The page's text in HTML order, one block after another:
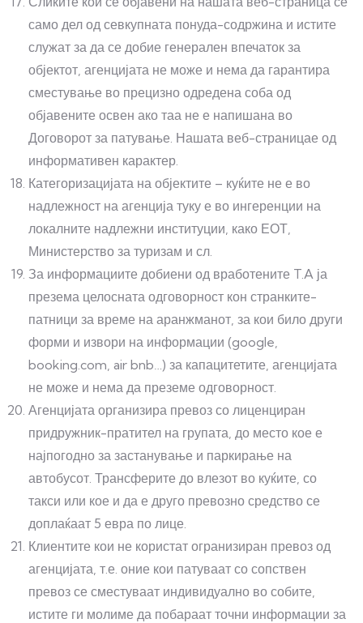
само дел од севкупната понуда-содржина и истите
служат за да се добие генерален впечаток за
објектот, агенцијата не може и нема да гарантира
сместување во прецизно одредена соба од
објавените освен ако таа не е напишана во
Договорот за патување. Нашата веб-страницае од
информативен карактер.
Категоризацијата на објектите – куќите не е во
надлежност на агенција туку е во ингеренции на
локалните надлежни институции, како ЕОТ,
Министерство за туризам и сл.
За информациите добиени од вработените T.A ја
презема целосната одговорност кон странките-
патници за време на аранжманот, за кои било други
форми и извори на информации (google,
booking.com, air bnb…) за капацитетите, агенцијата
не може и нема да преземе одговорност.
Агенцијата организира превоз со лиценциран
придружник-пратител на групата, до место кое е
најпогодно за застанување и паркирање на
автобусот. Трансферите до влезот во куќите, со
такси или кое и да е друго превозно средство се
доплаќаат 5 евра по лице.
Клиентите кои не користат огранизиран превоз од
агенцијата, т.е. оние кои патуваат со сопствен
превоз се сместуваат индивидуално во собите,
истите ги молиме да побараат точни информации за